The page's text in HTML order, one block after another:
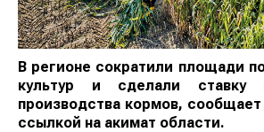
В регионе сократили площади
культур и сделали ставку
производства кормов, сообщает
ссылкой на акимат области.